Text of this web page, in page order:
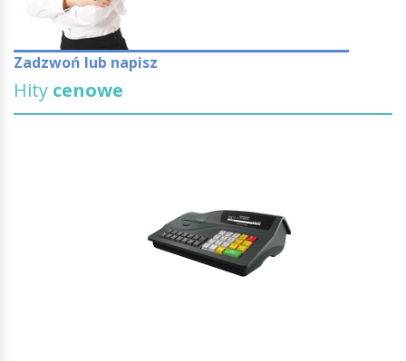
Zadzwoń lub napisz
Hity cenowe